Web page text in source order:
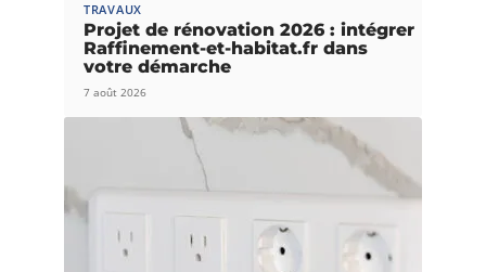
TRAVAUX
Projet de rénovation 2026 : intégrer
Raffinement-et-habitat.fr dans
votre démarche
7 août 2026